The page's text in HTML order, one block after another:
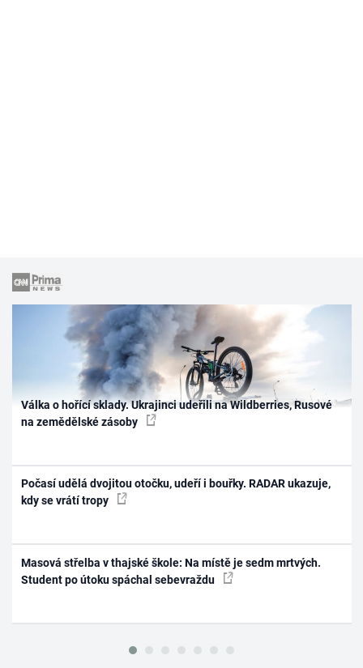
Válka o hořící sklady. Ukrajinci udeřili na Wildberries, Rusové
na zemědělské zásoby
Počasí udělá dvojitou otočku, udeří i bouřky. RADAR ukazuje,
kdy se vrátí tropy
Masová střelba v thajské škole: Na místě je sedm mrtvých.
Student po útoku spáchal sebevraždu